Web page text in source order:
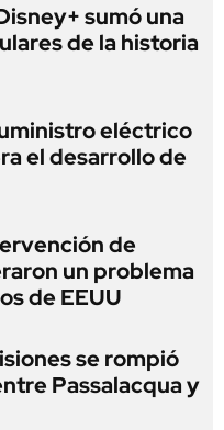
sumó una
de la historia
eléctrico
el desarrollo de
de
un problema
de EEUU
se rompió
Passalacqua y